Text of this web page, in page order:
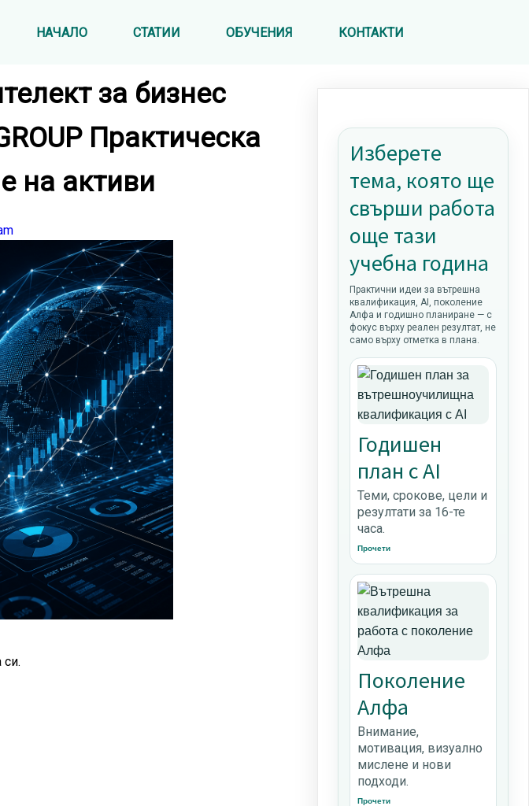
НАЧАЛО СТАТИИ ОБУЧЕНИЯ КОНТАКТИ
за бизнес
Практическа
на активи
си.
Изберете
тема, която ще
свърши работа
още тази
учебна година
Практични идеи за вътрешна
квалификация, AI, поколение
Алфа и годишно планиране — с
фокус върху реален резултат, не
само върху отметка в плана.
Годишен
план с AI
Теми, срокове, цели и
резултати за 16-те
часа.
Прочети
Поколение
Алфа
Внимание,
мотивация, визуално
мислене и нови
подходи.
Прочети